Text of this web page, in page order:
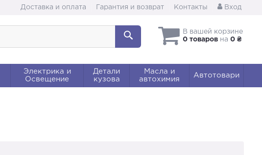
Доставка и оплата Гарантия и возврат Контакты Вход
В вашей корзине
0 товаров на 0 ₴
Электрика и
Освещение
Детали
кузова
Масла и
автохимия
Автотовари